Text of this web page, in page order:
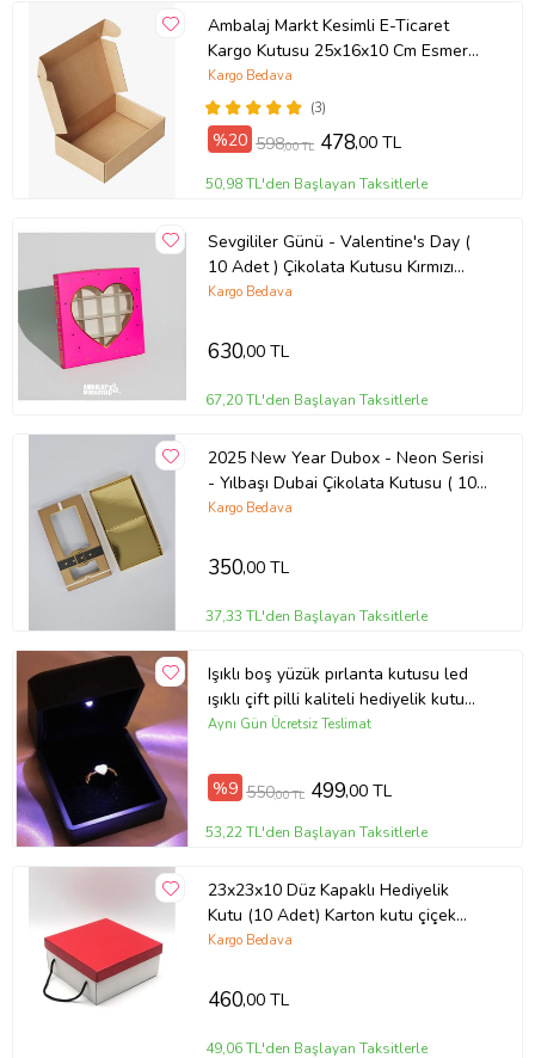
Ambalaj Markt Kesimli E-Ticaret
Kargo Kutusu 25x16x10 Cm Esmer
25 Adet
(3)
Kargo Bedava
%20 598,00 TL 478,00 TL
50,98 TL'den Başlayan Taksitlerle
Sevgililer Günü - Valentine's Day (
10 Adet ) Çikolata Kutusu Kırmızı
Gold (Pembe)
Kargo Bedava
630,00 TL
67,20 TL'den Başlayan Taksitlerle
2025 New Year Dubox - Neon Serisi
- Yılbaşı Dubai Çikolata Kutusu ( 10
Adet ) (Bronz)
Kargo Bedava
350,00 TL
37,33 TL'den Başlayan Taksitlerle
Işıklı boş yüzük pırlanta kutusu led
ışıklı çift pilli kaliteli hediyelik kutu
hediye kutusu (Siyah)
Aynı Gün Ücretsiz Teslimat
%9 550,00 TL 499,00 TL
53,22 TL'den Başlayan Taksitlerle
23x23x10 Düz Kapaklı Hediyelik
Kutu (10 Adet) Karton kutu çiçek
kutusu pizza kutusu pide kutusu
kutusu çeyiz kutusu kargo kutusu
asetat kutu komple karton kutu
toptancı karton kutu çekmeceli kutu
Kargo Bedava
460,00 TL
49,06 TL'den Başlayan Taksitlerle